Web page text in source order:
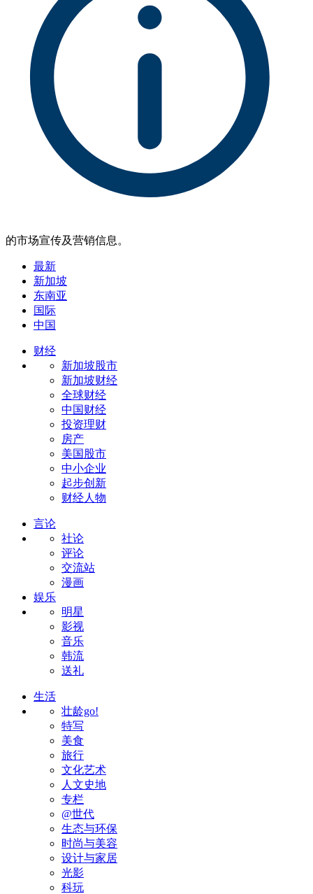
的市场宣传及营销信息。
最新
新加坡
东南亚
国际
中国
财经
新加坡股市
新加坡财经
全球财经
中国财经
投资理财
房产
美国股市
中小企业
起步创新
财经人物
言论
社论
评论
交流站
漫画
娱乐
明星
影视
音乐
韩流
送礼
生活
壮龄go!
特写
美食
旅行
文化艺术
人文史地
专栏
@世代
生态与环保
时尚与美容
设计与家居
光影
科玩